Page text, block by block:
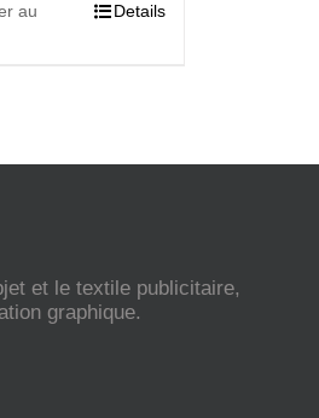
au
Details
et le textile publicitaire,
graphique.